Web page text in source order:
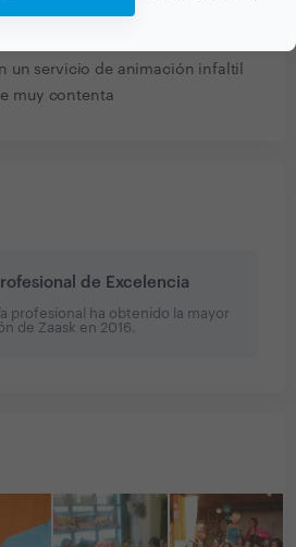
un servicio de animación infaltil
muy contenta
de Excelencia
a profesional ha obtenido la mayor
de Zaask en 2016